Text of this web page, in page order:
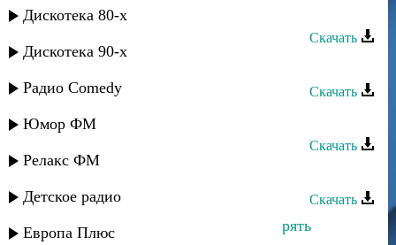
Дискотека 80-х
Дискотека 90-х
Радио Comedy
Юмор ФМ
Релакс ФМ
Детское радио
Европа Плюс
Зарема Гаджиева - Для тебя
Скачать
Скачать
Тагир Алиев - Для тебя любимая
Скачать
Скачать
Ринат Каримов - Я не хочу тебя терять